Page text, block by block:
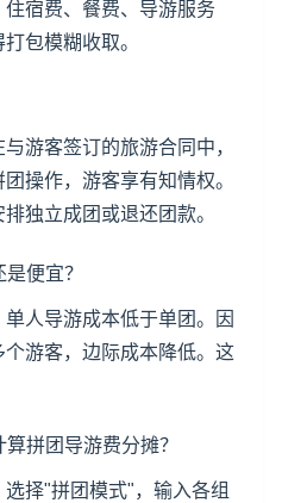
宿费、餐费、导游服务
包模糊收取。
游客签订的旅游合同中，
操作，游客享有知情权。
独立成团或退还团款。
便宜？
人导游成本低于单团。因
游客，边际成本降低。这
拼团导游费分摊？
择"拼团模式"，输入各组